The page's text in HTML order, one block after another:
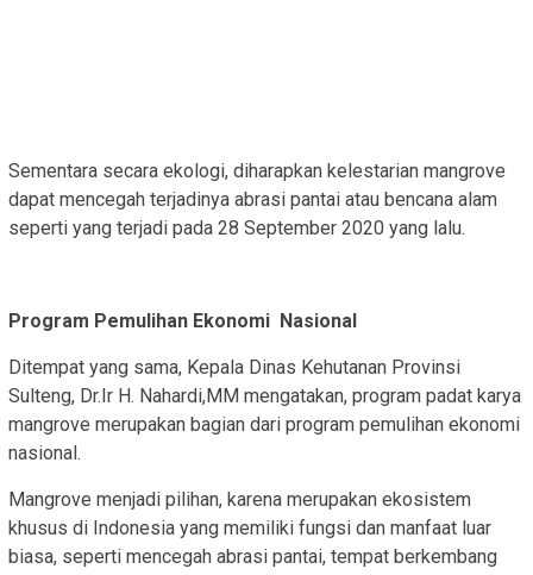
Sementara secara ekologi, diharapkan kelestarian mangrove
dapat mencegah terjadinya abrasi pantai atau bencana alam
seperti yang terjadi pada 28 September 2020 yang lalu.
Program Pemulihan Ekonomi Nasional
Ditempat yang sama, Kepala Dinas Kehutanan Provinsi
Sulteng, Dr.Ir H. Nahardi,MM mengatakan, program padat karya
mangrove merupakan bagian dari program pemulihan ekonomi
nasional.
Mangrove menjadi pilihan, karena merupakan ekosistem
khusus di Indonesia yang memiliki fungsi dan manfaat luar
biasa, seperti mencegah abrasi pantai, tempat berkembang